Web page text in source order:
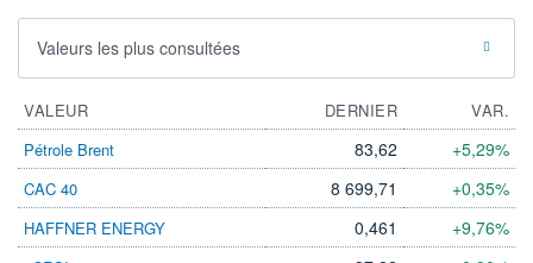
Valeurs les plus consultées
VALEUR DERNIER
VAR.
Pétrole Brent
83,62 +5,29%
CAC 40 8 699,71 +0,35%
HAFFNER ENERGY 0,461 +9,76%